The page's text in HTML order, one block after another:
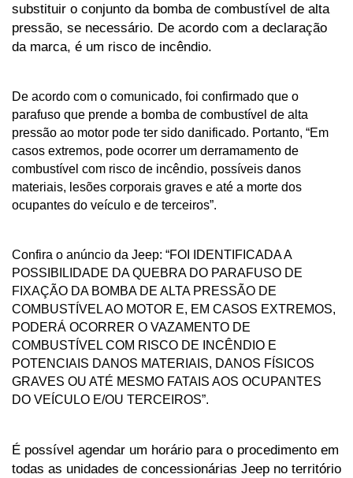
substituir o conjunto da bomba de combustível de alta
pressão, se necessário. De acordo com a declaração
da marca, é um risco de incêndio.
De acordo com o comunicado, foi confirmado que o
parafuso que prende a bomba de combustível de alta
pressão ao motor pode ter sido danificado. Portanto, “Em
casos extremos, pode ocorrer um derramamento de
combustível com risco de incêndio, possíveis danos
materiais, lesões corporais graves e até a morte dos
ocupantes do veículo e de terceiros”.
Confira o anúncio da Jeep: “FOI IDENTIFICADA A
POSSIBILIDADE DA QUEBRA DO PARAFUSO DE
FIXAÇÃO DA BOMBA DE ALTA PRESSÃO DE
COMBUSTÍVEL AO MOTOR E, EM CASOS EXTREMOS,
PODERÁ OCORRER O VAZAMENTO DE
COMBUSTÍVEL COM RISCO DE INCÊNDIO E
POTENCIAIS DANOS MATERIAIS, DANOS FÍSICOS
GRAVES OU ATÉ MESMO FATAIS AOS OCUPANTES
DO VEÍCULO E/OU TERCEIROS”.
É possível agendar um horário para o procedimento em
todas as unidades de concessionárias Jeep no território